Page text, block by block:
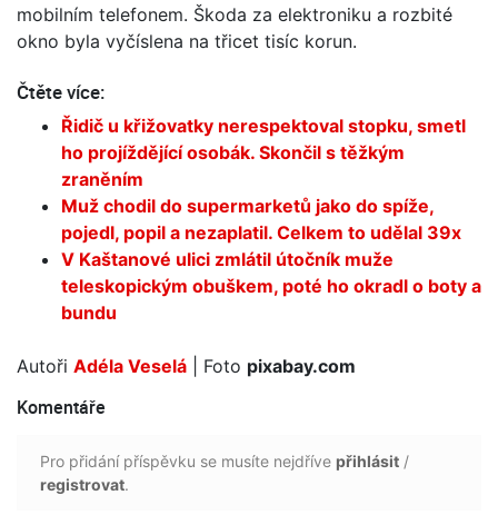
mobilním telefonem. Škoda za elektroniku a rozbité
okno byla vyčíslena na třicet tisíc korun.
Čtěte více:
Řidič u křižovatky nerespektoval stopku, smetl
ho projíždějící osobák. Skončil s těžkým
zraněním
Muž chodil do supermarketů jako do spíže,
pojedl, popil a nezaplatil. Celkem to udělal 39x
V Kaštanové ulici zmlátil útočník muže
teleskopickým obuškem, poté ho okradl o boty a
bundu
Autoři Adéla Veselá | Foto pixabay.com
Komentáře
Pro přidání příspěvku se musíte nejdříve přihlásit /
registrovat.